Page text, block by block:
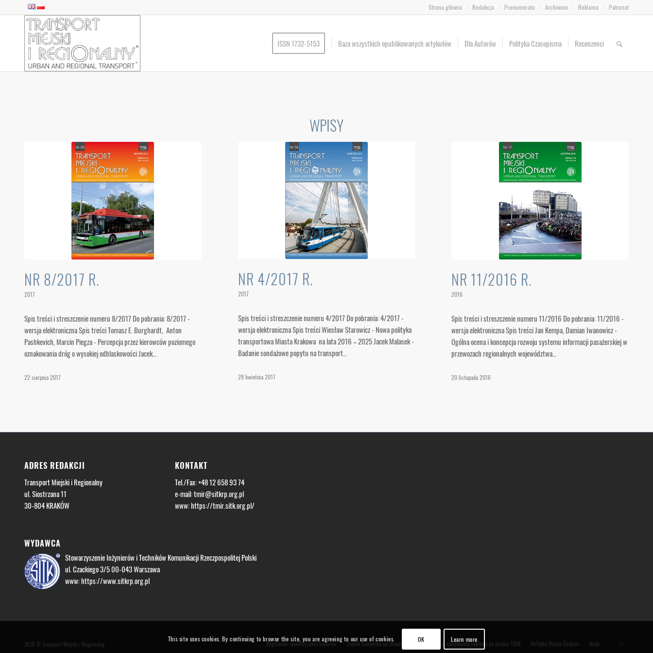
Strona główna Redakcja Prenumerata Archiwum Reklama Patronat
ISSN 1732-5153 Baza wszystkich opublikowanych artykułów Dla Autorów Polityka Czasopisma Recenzenci
WPISY
NR 8/2017 R.
2017
Spis treści i streszczenie numeru 8/2017 Do pobrania: 8/2017 -
wersja elektroniczna Spis treści Tomasz E. Burghardt, Anton
Pashkevich, Marcin Piegza - Percepcja przez kierowców poziomego
oznakowania dróg o wysokiej odblaskowości Jacek…
22 sierpnia 2017
NR 4/2017 R.
2017
Spis treści i streszczenie numeru 4/2017 Do pobrania: 4/2017 -
wersja elektroniczna Spis treści Wiesław Starowicz - Nowa polityka
transportowa Miasta Krakowa na lata 2016 – 2025 Jacek Malasek -
Badanie sondażowe popytu na transport…
28 kwietnia 2017
NR 11/2016 R.
2016
Spis treści i streszczenie numeru 11/2016 Do pobrania: 11/2016 -
wersja elektroniczna Spis treści Jan Kempa, Damian Iwanowicz -
Ogólna ocena i koncepcja rozwoju systemu informacji pasażerskiej w
przewozach regionalnych województwa…
20 listopada 2016
ADRES REDAKCJI
Transport Miejski i Regionalny
ul. Siostrzana 11
30-804 KRAKÓW
KONTAKT
Tel./Fax: +48 12 658 93 74
e-mail:tmir@sitkrp.org.pl
www:https://tmir.sitk.org.pl/
WYDAWCA
Stowarzyszenie Inżynierów i Techników Komunikacji Rzeczpospolitej Polski
ul. Czackiego 3/5 00-043 Warszawa
www:https://www.sitkrp.org.pl
2026 © Transport Miejski i Regionalny Regulamin zamieszczania banerów Cennik bannerów na stronie TMiR Formularz zamówienia reklamy na stronie TMiR Polityka Plików Cookies Rodo
This site uses cookies. By continuing to browse the site, you are agreeing to our use of cookies. OK Learn more